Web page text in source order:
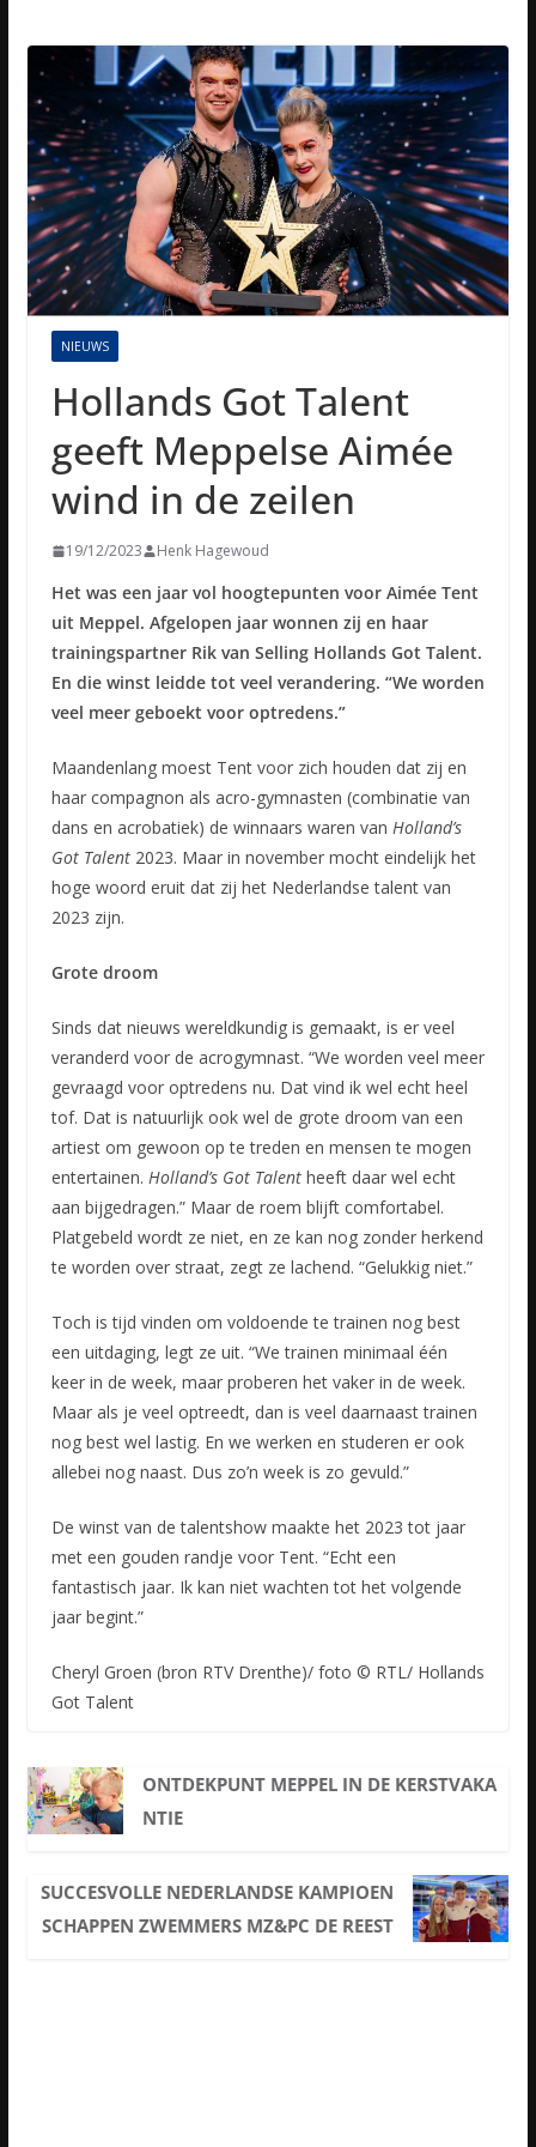
NIEUWS
Hollands Got Talent
geeft Meppelse Aimée
wind in de zeilen
19/12/2023 Henk Hagewoud
Het was een jaar vol hoogtepunten voor Aimée Tent
uit Meppel. Afgelopen jaar wonnen zij en haar
trainingspartner Rik van Selling Hollands Got Talent.
En die winst leidde tot veel verandering. “We worden
veel meer geboekt voor optredens.”
Maandenlang moest Tent voor zich houden dat zij en
haar compagnon als acro-gymnasten (combinatie van
dans en acrobatiek) de winnaars waren van Holland’s
Got Talent2023. Maar in november mocht eindelijk het
hoge woord eruit dat zij het Nederlandse talent van
2023 zijn.
Grote droom
Sinds dat nieuws wereldkundig is gemaakt, is er veel
veranderd voor de acrogymnast. “We worden veel meer
gevraagd voor optredens nu. Dat vind ik wel echt heel
tof. Dat is natuurlijk ook wel de grote droom van een
artiest om gewoon op te treden en mensen te mogen
entertainen. Holland’s Got Talentheeft daar wel echt
aan bijgedragen.” Maar de roem blijft comfortabel.
Platgebeld wordt ze niet, en ze kan nog zonder herkend
te worden over straat, zegt ze lachend. “Gelukkig niet.”
Toch is tijd vinden om voldoende te trainen nog best
een uitdaging, legt ze uit. “We trainen minimaal één
keer in de week, maar proberen het vaker in de week.
Maar als je veel optreedt, dan is veel daarnaast trainen
nog best wel lastig. En we werken en studeren er ook
allebei nog naast. Dus zo’n week is zo gevuld.”
De winst van de talentshow maakte het 2023 tot jaar
met een gouden randje voor Tent. “Echt een
fantastisch jaar. Ik kan niet wachten tot het volgende
jaar begint.”
Cheryl Groen (bron RTV Drenthe)/ foto © RTL/ Hollands
Got Talent
ONTDEKPUNT MEPPEL IN DE KERSTVAKA
NTIE
SUCCESVOLLE NEDERLANDSE KAMPIOEN
SCHAPPEN ZWEMMERS MZ&PC DE REEST